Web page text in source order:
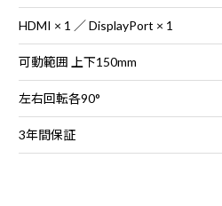
HDMI × 1 ／ DisplayPort × 1
可動範囲 上下150mm
左右回転各90°
3年間保証